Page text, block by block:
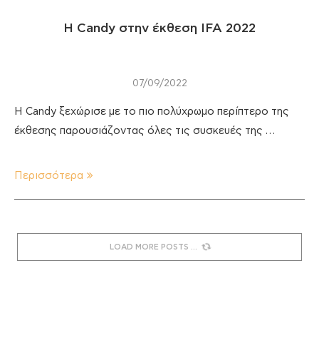
Η Candy στην έκθεση IFA 2022
07/09/2022
Η Candy ξεχώρισε με το πιο πολύχρωμο περίπτερο της
έκθεσης παρουσιάζοντας όλες τις συσκευές της …
Περισσότερα
LOAD MORE POSTS